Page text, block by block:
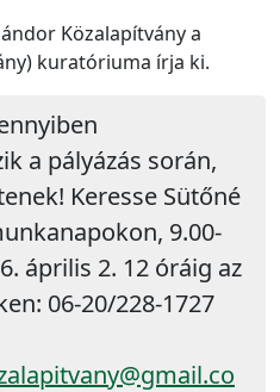
Közalapítvány a
kuratóriuma írja ki.
a pályázás során,
Keresse Sütőné
9.00-
április 2. 12 óráig az
06-20/228-1727